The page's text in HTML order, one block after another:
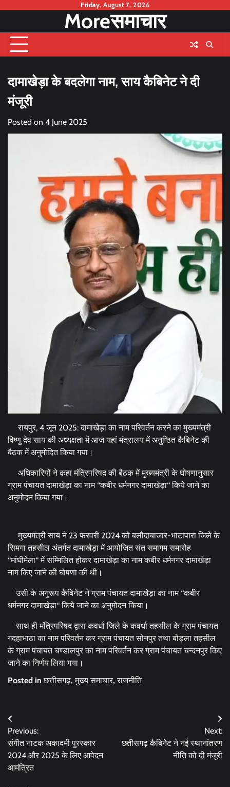
content
Friday, August 7, 2026
Moreसमाचार
दामाखेड़ा के बदलेगा नाम, साय कैबिनेट ने दी
मंजूरी
Posted on 4 June 2025
रायपुर, 4 जून 2025: दामाखेड़ा का नाम परिवर्तन करने का मुख्यमंत्री
विष्णु देव साय की अध्यक्षता में आज यहां मंत्रालय में अनुष्ठित कैबिनेट की
बैठक में अनुमोदित किया गया।
अधिकारियों ने कहा मंत्रिपरिषद की बैठक में मुख्यमंत्री के घोषणानुसार
ग्राम पंचायत दामाखेड़ा का नाम ‘‘कबीर धर्मनगर दामाखेड़ा‘‘ किये जाने का
अनुमोदन किया गया।
मुख्यमंत्री साय ने 23 फरवरी 2024 को बलौदाबाजार-भाटापारा जिले के
सिमगा तहसील अंतर्गत दामाखेड़ा में आयोजित संत समागम समारोह
‘‘मांघीमेला‘‘ में सम्मिलित होकर दामाखेड़ा का नाम कबीर धर्मनगर दामाखेड़ा
नाम किए जाने की घोषणा की थी।
उसी के अनुरूप कैबिनेट ने ग्राम पंचायत दामाखेड़ा का नाम ‘‘कबीर
धर्मनगर दामाखेड़ा‘‘ किये जाने का अनुमोदन किया।
साथ ही मंत्रिपरिषद द्वारा कवर्धा जिले के कवर्धा तहसील के ग्राम पंचायत
गदहाभाठा का नाम परिवर्तन कर ग्राम पंचायत सोनपुर तथा बोड़ला तहसील
के ग्राम पंचायत चण्डालपुर का नाम परिवर्तन कर ग्राम पंचायत चन्दनपुर किए
जाने का निर्णय लिया गया।
Posted inछत्तीसगढ़,मुख्य समाचार,राजनीति
Post
navigation
Previous:
संगीत नाटक अकादमी पुरस्कार
2024 और 2025 के लिए आवेदन
आमंत्रित
Next:
छतीसगढ़ कैबिनेट ने नई स्थानांतरण
नीति को दी मंजूरी